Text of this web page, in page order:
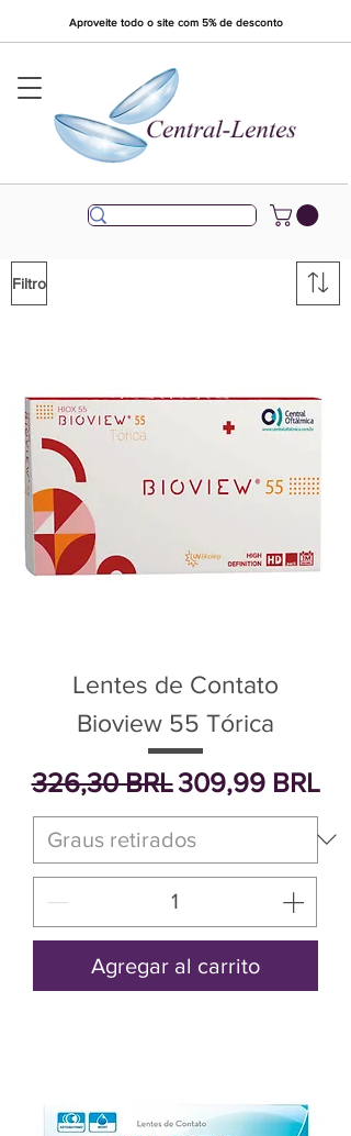
Aproveite todo o site com 5% de desconto
Filtro
Lentes de Contato
Bioview 55 Tórica
Precio
326,30 BRLPrecio de oferta
309,99 BRL
Agregar al carrito